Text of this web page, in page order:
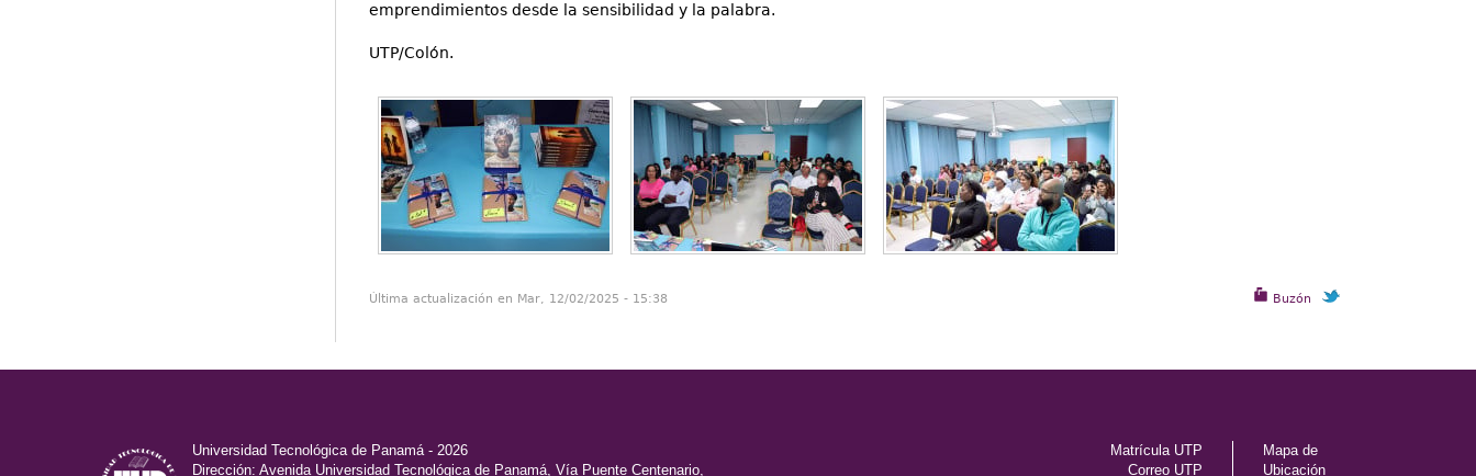
emprendimientos desde la sensibilidad y la palabra.
UTP/Colón.
Buzón
Última actualización en Mar, 12/02/2025 - 15:38
Matrícula UTP
Correo UTP
Mapa de
Ubicación
Universidad Tecnológica de Panamá - 2026
Dirección: Avenida Universidad Tecnológica de Panamá, Vía Puente Centenario,